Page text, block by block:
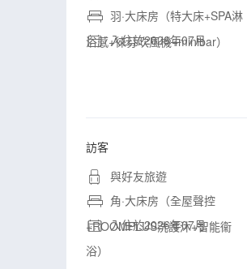
羽·大床房（特大床+SPA淋
浴感+徠芬吹風機+minibar）
入住於2026年07月
訪客
與好友旅遊
角·大床房（全屋聲控
+ROOMPLUS洗護沐+智能衞
浴）
入住於2026年07月